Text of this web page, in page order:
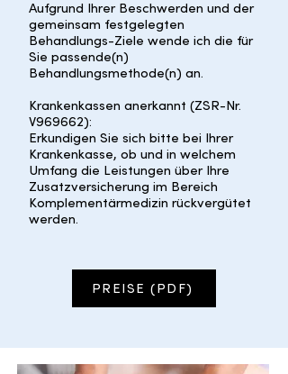
Aufgrund Ihrer Beschwerden und der
gemeinsam festgelegten
Behandlungs-Ziele wende ich die für
Sie passende(n)
Behandlungsmethode(n) an.
Krankenkassen anerkannt (ZSR-Nr.
V969662):
Erkundigen Sie sich bitte bei Ihrer
Krankenkasse, ob und in welchem
Umfang die Leistungen über Ihre
Zusatzversicherung im Bereich
Komplementärmedizin rückvergütet
werden.
PREISE (PDF)